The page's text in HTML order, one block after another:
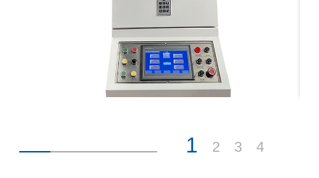
1 2 3 4